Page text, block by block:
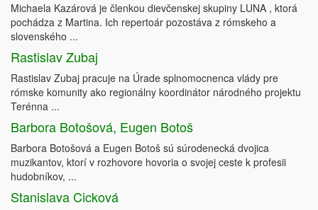
Michaela Kazárová je členkou dievčenskej skupiny LUNA , ktorá
pochádza z Martina. Ich repertoár pozostáva z rómskeho a
slovenského ...
Rastislav Zubaj
Rastislav Zubaj pracuje na Úrade splnomocnenca vlády pre
rómske komunity ako regionálny koordinátor národného projektu
Terénna ...
Barbora Botošová, Eugen Botoš
Barbora Botošová a Eugen Botoš sú súrodenecká dvojica
muzikantov, ktorí v rozhovore hovoria o svojej ceste k profesii
hudobníkov, ...
Stanislava Cicková